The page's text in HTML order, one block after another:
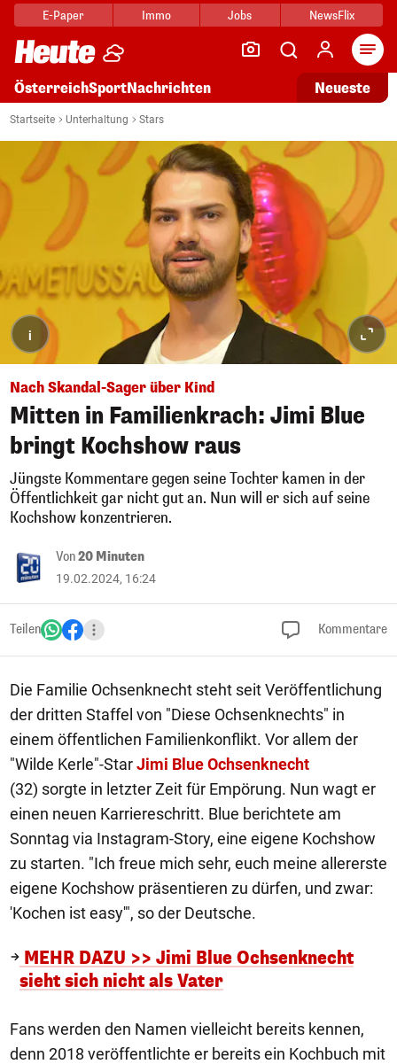
E-Paper Immo Jobs NewsFlix
ÖsterreichSportNachrichten Neueste
Startseite Unterhaltung Stars
i
Nach Skandal-Sager über Kind
Mitten in Familienkrach: Jimi Blue
bringt Kochshow raus
Jüngste Kommentare gegen seine Tochter kamen in der
Öffentlichkeit gar nicht gut an. Nun will er sich auf seine
Kochshow konzentrieren.
Von20 Minuten
19.02.2024, 16:24
Teilen Kommentare
Die Familie Ochsenknecht steht seit Veröffentlichung
der dritten Staffel von "Diese Ochsenknechts" in
einem öffentlichen Familienkonflikt. Vor allem der
"Wilde Kerle"-StarJimi Blue Ochsenknecht
(32) sorgte in letzter Zeit für Empörung. Nun wagt er
einen neuen Karriereschritt. Blue berichtete am
Sonntag via Instagram-Story, eine eigene Kochshow
zu starten. "Ich freue mich sehr, euch meine allererste
eigene Kochshow präsentieren zu dürfen, und zwar:
'Kochen ist easy'", so der Deutsche.
MEHR DAZU >> Jimi Blue Ochsenknecht
sieht sich nicht als Vater
Fans werden den Namen vielleicht bereits kennen,
denn 2018 veröffentlichte er bereits ein Kochbuch mit